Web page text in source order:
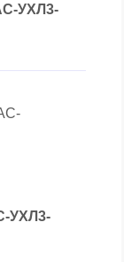
УХЛ3-
УХЛ3-